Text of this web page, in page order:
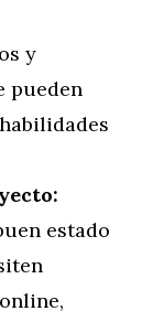
y
pueden
estado